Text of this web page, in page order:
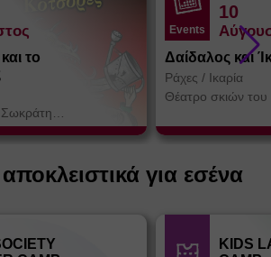
το
Events
10
Δαίδαλος και
Ράχες / Ικαρία
Θέατρο σκιών
για εσένα
KIDS